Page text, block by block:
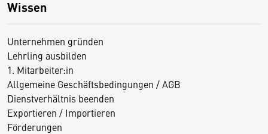
Wissen
Unternehmen gründen
Lehrling ausbilden
1. Mitarbeiter:in
Allgemeine Geschäftsbedingungen / AGB
Dienstverhältnis beenden
Exportieren / Importieren
Förderungen